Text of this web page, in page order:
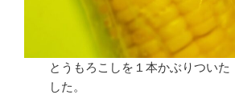
とうもろこしを１本かぶりついた
した。